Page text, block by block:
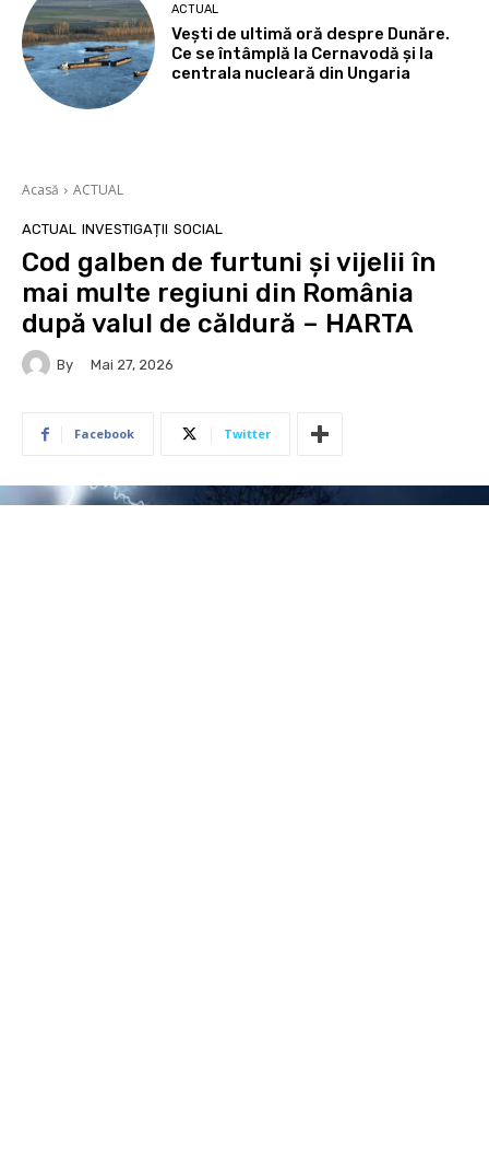
ACTUAL
Vești de ultimă oră despre Dunăre.
Ce se întâmplă la Cernavodă și la
centrala nucleară din Ungaria